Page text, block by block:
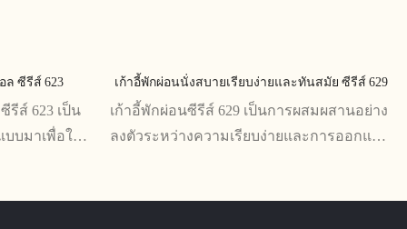
ล ซีรีส์ 623
รีส์ 623 เป็น
บมาเพื่อให้
เก้าอี้พักผ่อนนั่งสบายเรียบง่ายและทันสมัย ​​ซีรีส์ 629
เก้าอี้พักผ่อนซีรีส์ 629 เป็นการผสมผสานอย่าง
ลงตัวระหว่างความเรียบง่ายและการออกแบบ